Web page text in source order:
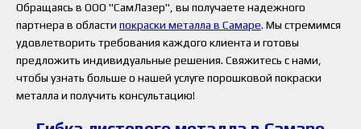
Обращаясь в ООО "СамЛазер", вы получаете надежного
партнера в области покраски металла в Самаре. Мы стремимся
удовлетворить требования каждого клиента и готовы
предложить индивидуальные решения. Свяжитесь с нами,
чтобы узнать больше о нашей услуге порошковой покраски
металла и получить консультацию!